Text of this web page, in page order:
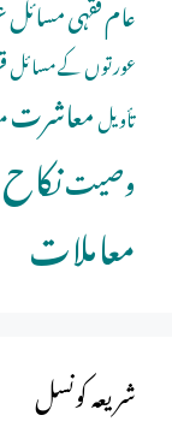
عام فقہی مسائل
عورتوں کے مسائل
تأویلمعاشرت
وصیت
معاملات
شریعہ کونسل